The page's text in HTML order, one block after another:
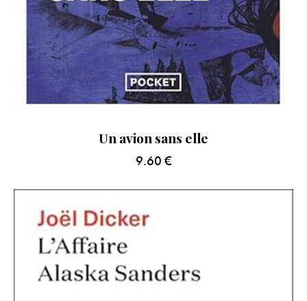
Un avion sans elle
9.60 €